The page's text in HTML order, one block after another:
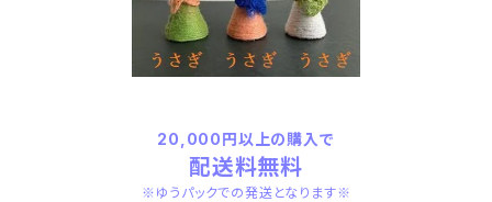
20,000円以上の購入で
配送料無料
※ゆうパックでの発送となります※